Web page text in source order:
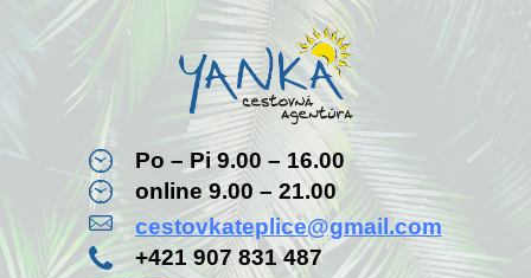
Po – Pi 9.00 – 16.00
online 9.00 – 21.00
cestovkateplice@gmail.com
+421 907 831 487